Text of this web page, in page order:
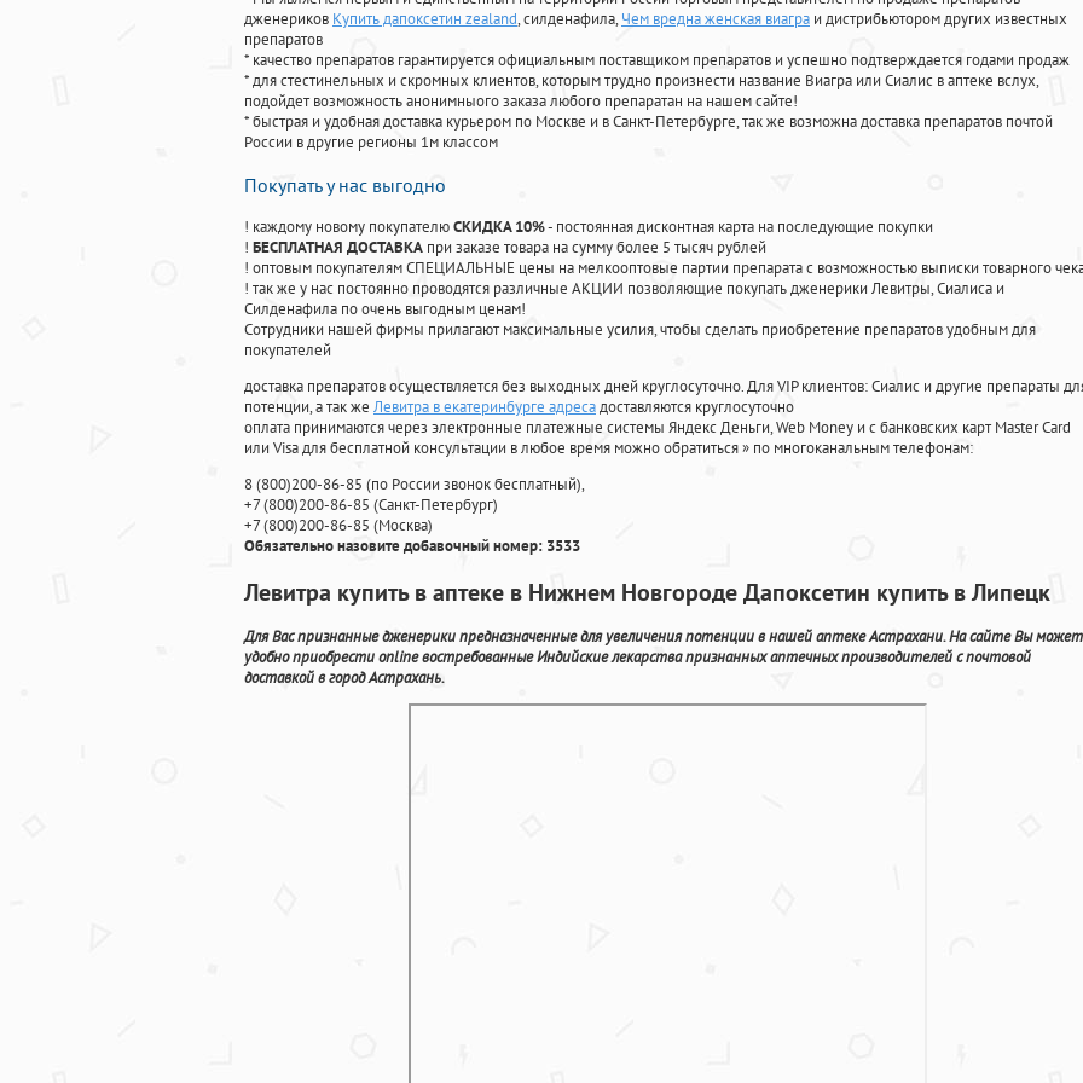
дженериков Купить дапоксетин zealand, силденафила, Чем вредна женская виагра и дистрибьютором других известных
препаратов
* качество препаратов гарантируется официальным поставщиком препаратов и успешно подтверждается годами продаж
* для стестинельных и скромных клиентов, которым трудно произнести название Виагра или Сиалис в аптеке вслух,
подойдет возможность анонимныого заказа любого препаратан на нашем сайте!
* быстрая и удобная доставка курьером по Москве и в Санкт-Петербурге, так же возможна доставка препаратов почтой
России в другие регионы 1м классом
Покупать у нас выгодно
! каждому новому покупателюСКИДКА 10%- постоянная дисконтная карта на последующие покупки
! БЕСПЛАТНАЯ ДОСТАВКА при заказе товара на сумму более 5 тысяч рублей
! оптовым покупателям СПЕЦИАЛЬНЫЕ цены на мелкооптовые партии препарата с возможностью выписки товарного
! так же у нас постоянно проводятся различные АКЦИИ позволяющие покупать дженерики Левитры, Сиалиса и
Силденафила по очень выгодным ценам!
Cотрудники нашей фирмы прилагают максимальные усилия, чтобы сделать приобретение препаратов удобным для
покупателей
доставка препаратов осуществляется без выходных дней круглосуточно. Для VIP клиентов: Сиалис и другие препараты
потенции, а так же Левитра в екатеринбурге адресадоставляются круглосуточно
оплата принимаются через электронные платежные системы Яндекс Деньги, Web Money и с банковских карт Master Card
или Visa для бесплатной консультации в любое время можно обратиться» по многоканальным телефонам:
8(800)200-86-85 (по России звонок бесплатный),
+7(800)200-86-85 (Санкт-Петербург)
+7(800)200-86-85 (Москва)
Обязательно назовите добавочный номер: 3533
Левитра купить в аптеке в Нижнем Новгороде Дапоксетин купить в Липецк
Для Вас признанные дженерики предназначенные для увеличения потенции в нашей аптеке Астрахани. На сайте Вы
удобно приобрести online востребованные Индийские лекарства признанных аптечных производителей с почтовой
доставкой в город Астрахань.